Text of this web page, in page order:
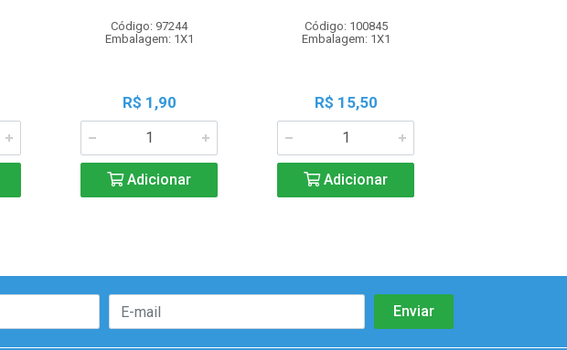
Código: 97244
Embalagem: 1X1
R$ 1,90
Adicionar
Código: 100845
Embalagem: 1X1
R$ 15,50
Adicionar